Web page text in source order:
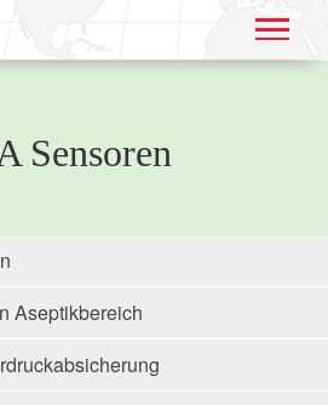
Sensoren
Aseptikbereich